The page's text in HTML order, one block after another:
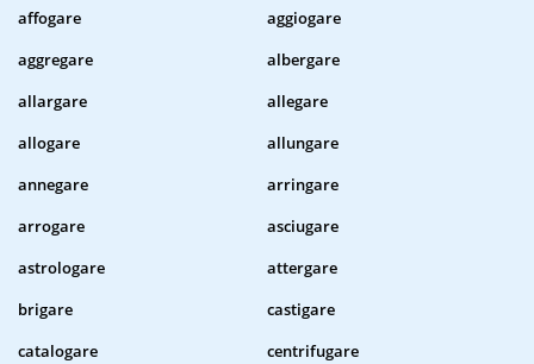
affogare
aggiogare
aggregare
albergare
allargare
allegare
allogare
allungare
annegare
arringare
arrogare
asciugare
astrologare
attergare
brigare
castigare
catalogare
centrifugare